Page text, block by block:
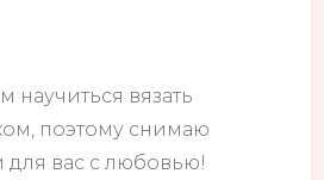
научиться вязать
поэтому снимаю
вас с любовью!